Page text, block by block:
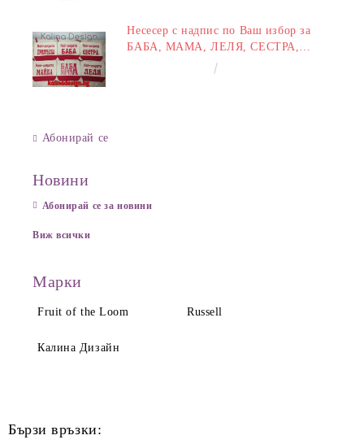
Несесер с надпис по Ваш избор за
БАБА, МАМА, ЛЕЛЯ, СЕСТРА,
Абонирай се
Новини
Абонирай се за новини
Виж всички
Марки
Fruit of the Loom Russell
Калина Дизайн
Бързи връзки: